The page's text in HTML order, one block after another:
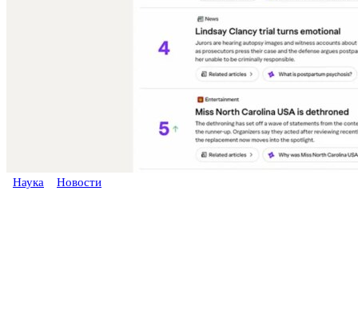
Наука Новости